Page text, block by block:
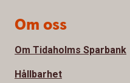
Om oss
Om Tidaholms Sparbank
Hållbarhet